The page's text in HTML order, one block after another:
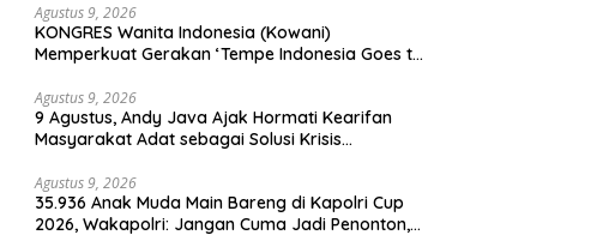
Agustus 9, 2026
KONGRES Wanita Indonesia (Kowani)
Memperkuat Gerakan ‘Tempe Indonesia Goes to
Agustus 9, 2026
9 Agustus, Andy Java Ajak Hormati Kearifan
Masyarakat Adat sebagai Solusi Krisis
Agustus 9, 2026
35.936 Anak Muda Main Bareng di Kapolri Cup
2026, Wakapolri: Jangan Cuma Jadi Penonton,